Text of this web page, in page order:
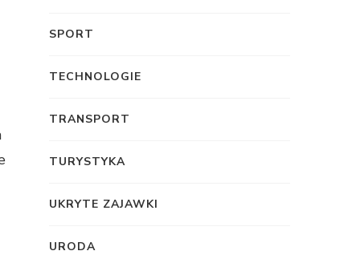
SPORT
TECHNOLOGIE
TRANSPORT
TURYSTYKA
UKRYTE ZAJAWKI
URODA